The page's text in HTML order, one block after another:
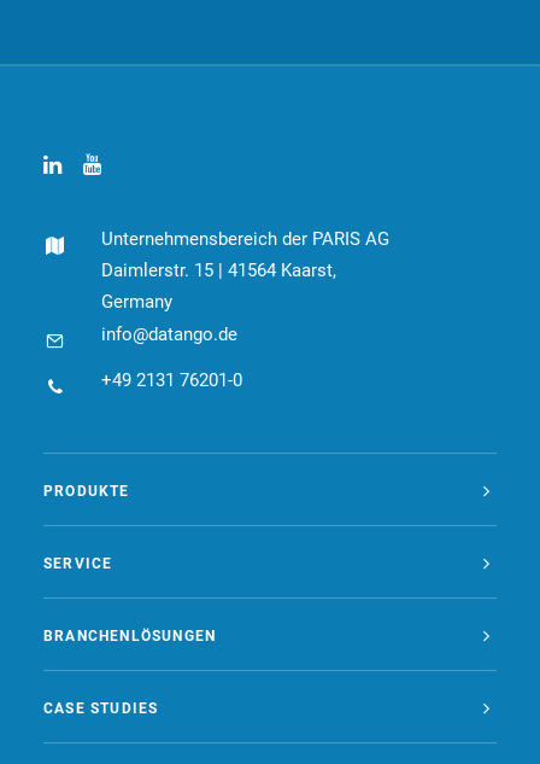
Unternehmensbereich der PARIS AG
Daimlerstr. 15 | 41564 Kaarst,
Germany
info@datango.de
+49 2131 76201-0
PRODUKTE
SERVICE
BRANCHENLÖSUNGEN
CASE STUDIES